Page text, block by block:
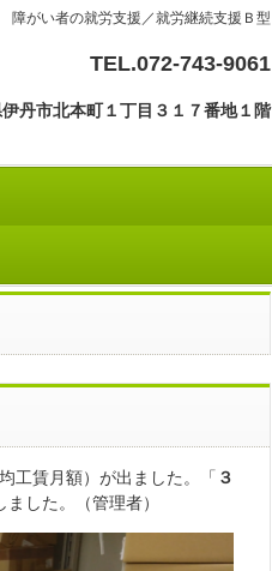
障がい者の就労支援／就労継続支援Ｂ型
TEL.072-743-9061
丹市北本町１丁目３１７番地１階
工賃月額）が出ました。「 ３
した。（管理者）